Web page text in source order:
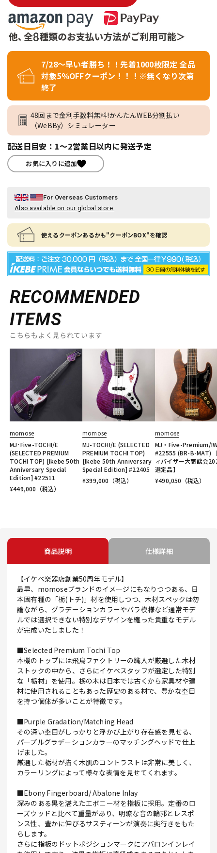
7/28～早い者勝ち！！先着1000枚限定 全品
対象5％OFFクーポン！！！※無くなり次第
終了
48回まで金利手数料無料!かんたんWEB分割払い
（WeBBy）シミュレーター
配送日目安：1～2営業日以内に発送予定
お気に入りに追加
For Overseas Customers
Also available on our global store.
使えるクーポンあるかも"クーポンBOX"を確認
RECOMMENDED
ITEMS
こちらもよく見られています
momose
MJ･Five-TOCHI/E
(SELECTED PREMIUM
TOCHI TOP) [Ikebe 50th
Anniversary Special
Edition] #22511
¥449,000 （税込）
momose
MJ-TOCHI/E (SELECTED
PREMIUM TOCHI TOP)
[Ikebe 50th Anniversary
Special Edition] #22405
¥399,000 （税込）
momose
MJ・Five-Premium/
#22555 (BR-B-MAT)
ィバイザー大商談会
選定品】
¥490,050 （税込）
商品説明 仕様詳細
【イケベ楽器店創業50周年モデル】
最早、momoseブランドのイメージにもなりつつある、日
本固有種の「栃(トチ)」材を使用しつつ、木材スペックは勿
論ながら、グラデーションカラーやバラ模様など通常モデ
ルでは選択できない特別なデザインを纏った貴重なモデル
が完成いたしました！
■Selected Premium Tochi Top
本機のトップには飛鳥ファクトリーの職人が厳選した木材
ストックの中から、さらにイケベスタッフが選定した特別
な「栃材」を使用。栃の木は日本では古くから家具材や建
材に使用されることもあった歴史のある材で、豊かな杢目
を持つ個体が多いことが特徴です。
■Purple Gradation/Matching Head
その深い杢目がしっかりと浮かび上がり存在感を見せる、
パープルグラデーションカラーのマッチングヘッドで仕上
げました。
厳選した栃材が描く木肌のコントラストは非常に美しく、
カラーリングによって様々な表情を見せてくれます。
■Ebony Fingerboard/ Abalone Inlay
深みのある黒を湛えたエボニー材を指板に採用。定番のロ
ーズウッドと比べて重量があり、明瞭な音の輪郭とレスポ
ンス性、豊かに伸びるサスティーンが演奏に奥行きをもた
らします。
さらに指板のドットポジションマークにアバロンインレイ